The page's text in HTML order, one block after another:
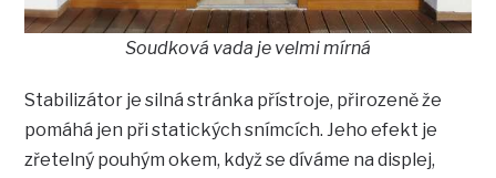
Soudková vada je velmi mírná
Stabilizátor je silná stránka přístroje, přirozeně že
pomáhá jen při statických snímcích. Jeho efekt je
zřetelný pouhým okem, když se díváme na displej,